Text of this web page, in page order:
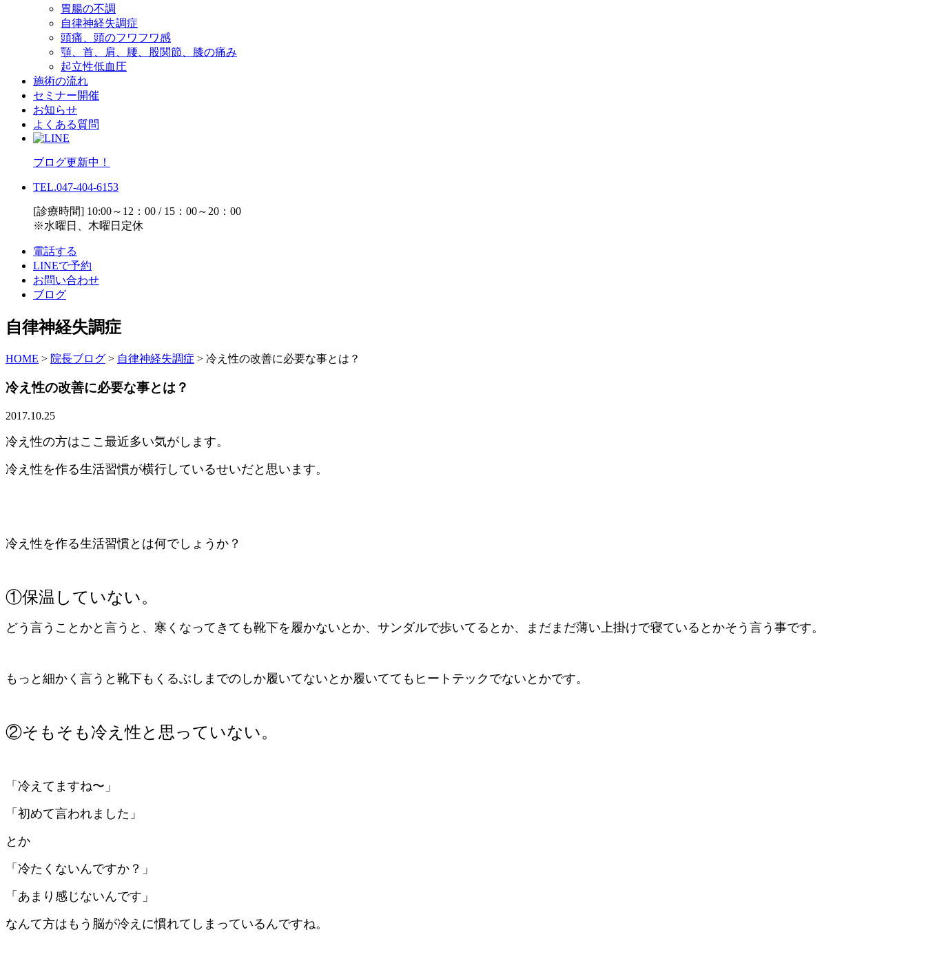
胃腸の不調
自律神経失調症
頭痛、頭のフワフワ感
顎、首、肩、腰、股関節、膝の痛み
起立性低血圧
施術の流れ
セミナー開催
お知らせ
よくある質問
ブログ更新中！
TEL.047-404-6153
[診療時間] 10:00～12：00 / 15：00～20：00
※水曜日、木曜日定休
電話する
LINEで予約
お問い合わせ
ブログ
自律神経失調症
HOME > 院長ブログ > 自律神経失調症 > 冷え性の改善に必要な事とは？
冷え性の改善に必要な事とは？
2017.10.25
冷え性の方はここ最近多い気がします。
冷え性を作る生活習慣が横行しているせいだと思います。
冷え性を作る生活習慣とは何でしょうか？
①保温していない。
どう言うことかと言うと、寒くなってきても靴下を履かないとか、サンダルで歩いてるとか、まだまだ薄い上掛けで寝ているとかそう言う事です。
もっと細かく言うと靴下もくるぶしまでのしか履いてないとか履いててもヒートテックでないとかです。
②そもそも冷え性と思っていない。
「冷えてますね〜」
「初めて言われました」
とか
「冷たくないんですか？」
「あまり感じないんです」
なんて方はもう脳が冷えに慣れてしまっているんですね。